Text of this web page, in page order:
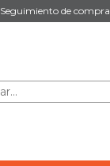
Seguimiento de compra